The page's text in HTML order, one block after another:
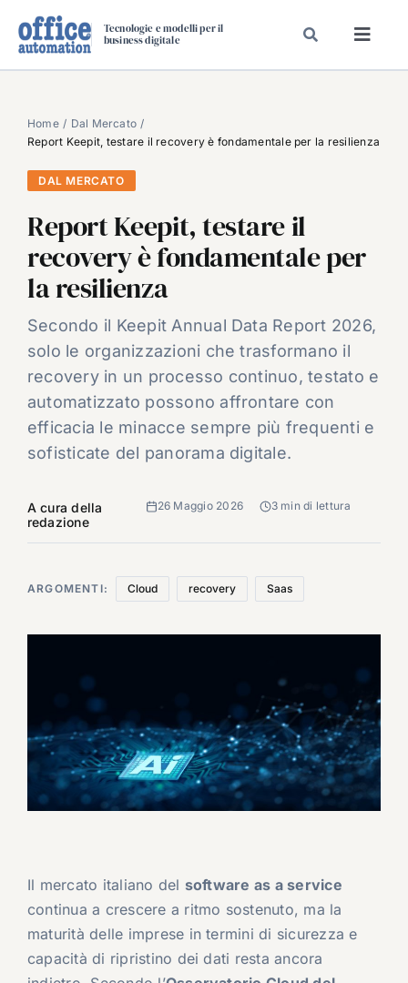
Tecnologie e modelli per il
business digitale
SPECIAL PAPER
TAVOLE ROTONDE DI REDAZIONE
DAL MERCATO
CARRIERE
VIDEO
EVENTI
CHI SIAMO
Home
Dal Mercato
Report Keepit, testare il recovery è fondamentale per la resilienza
DAL MERCATO
Report Keepit, testare il
recovery è fondamentale per
la resilienza
Secondo il Keepit Annual Data Report 2026,
solo le organizzazioni che trasformano il
recovery in un processo continuo, testato e
automatizzato possono affrontare con
efficacia le minacce sempre più frequenti e
sofisticate del panorama digitale.
A cura della
redazione
26 Maggio 2026 3 min di lettura
ARGOMENTI: Cloud recovery Saas
Il mercato italiano del software as a service
continua a crescere a ritmo sostenuto, ma la
maturità delle imprese in termini di sicurezza e
capacità di ripristino dei dati resta ancora